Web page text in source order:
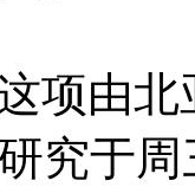
项由
究于